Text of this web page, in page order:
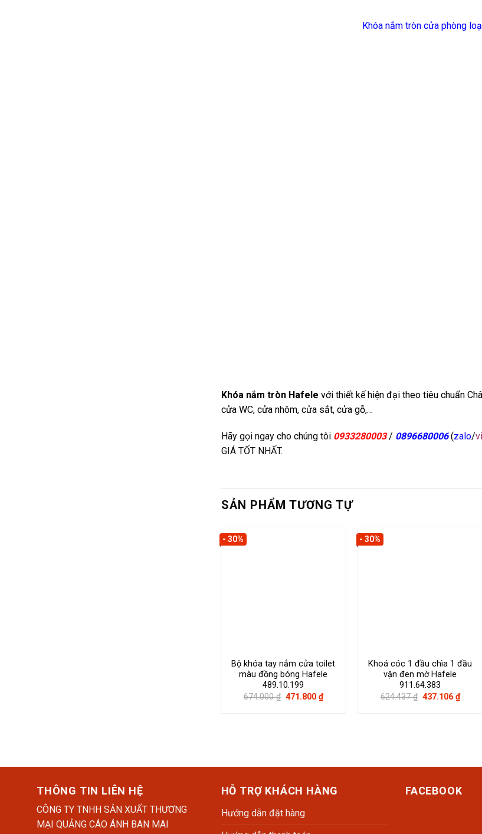
Khóa nắm tròn cửa phòng
Khóa nắm tròn Hafele với thiết kế hiện đại theo tiêu chuẩn
cửa WC, cửa nhôm, cửa sắt, cửa gỗ,…
Hãy gọi ngay cho chúng tôi 0933280003/ 0896680006(zalo/
GIÁ TỐT NHẤT.
SẢN PHẨM TƯƠNG TỰ
- 30%
Bộ khóa tay nắm cửa toilet
màu đồng bóng Hafele
489.10.199
674.000₫ Giá
471.800₫Giá
hiện
- 30%
Khoá cóc 1 đầu chìa 1 đầu
vặn đen mờ Hafele
911.64.383
624.437₫ Giá
437.106 ₫Giá
hiện
THÔNG TIN LIÊN HỆ
CÔNG TY TNHH SẢN XUẤT THƯƠNG
MẠI QUẢNG CÁO ÁNH BAN MAI
HỖ TRỢ KHÁCH HÀNG
Hướng dẫn đặt hàng
FACEBOOK